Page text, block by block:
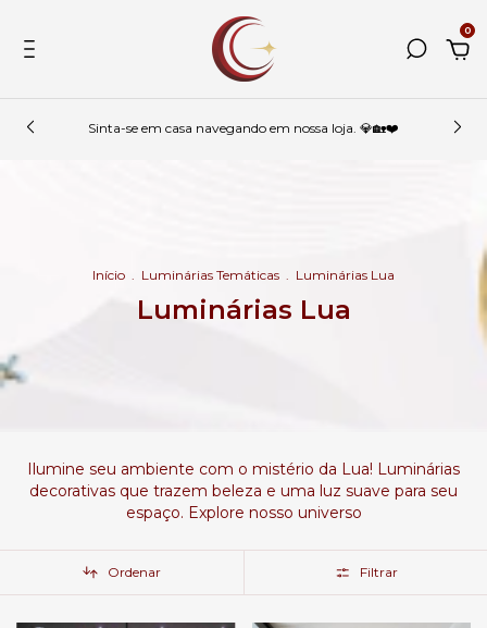
0
Sinta-se em casa navegando em nossa loja. 💎🏡❤️
Início . Luminárias Temáticas . Luminárias Lua
Luminárias Lua
Ilumine seu ambiente com o mistério da Lua! Luminárias
decorativas que trazem beleza e uma luz suave para seu
espaço. Explore nosso universo
Ordenar Filtrar